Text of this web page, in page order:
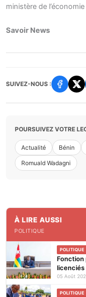
ministère de
Savoir News
SUIVEZ-NOUS :
POURSUIVEZ VOTRE
Actualité Bénin
Romuald Wadagni
À LIRE AUSSI
POLITIQUE
POLITIQUE
Fonction
05 Août
POLITIQUE